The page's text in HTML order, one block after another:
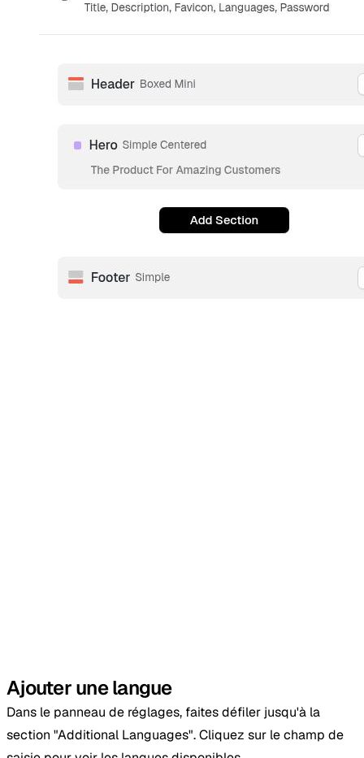
Ajouter une langue
Dans le panneau de réglages, faites défiler jusqu'à la
section "Additional Languages". Cliquez sur le champ de